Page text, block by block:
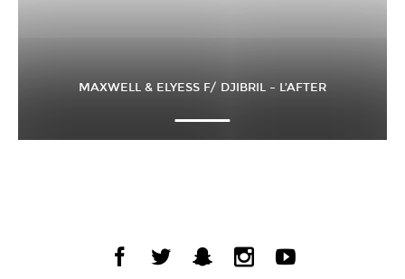
MAXWELL & ELYESS F/ DJIBRIL – L’AFTER